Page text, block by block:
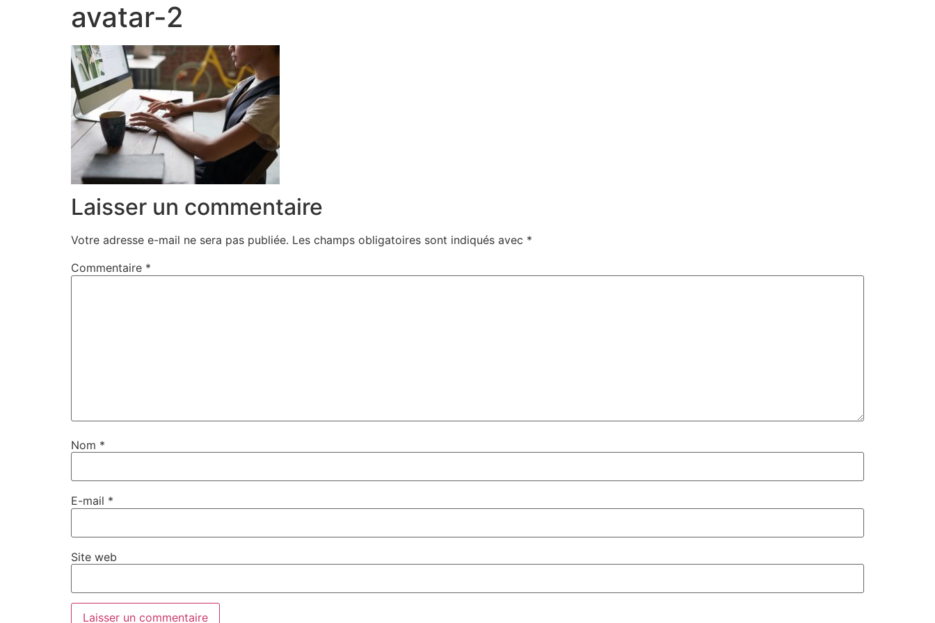
avatar-2
Laisser un commentaire
Votre adresse e-mail ne sera pas publiée. Les champs obligatoires sont indiqués avec *
Commentaire *
Nom *
E-mail *
Site web